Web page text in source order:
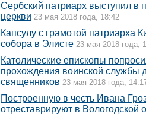
Сербский патриарх выступил в
церкви 23 мая 2018 года, 18:42
Капсулу с грамотой патриарха
собора в Элисте 23 мая 2018 года,
Католические епископы
прохождения воинской службы
священников 23 мая 2018 года,
Построенную в честь Ивана
отреставрируют в Вологодской